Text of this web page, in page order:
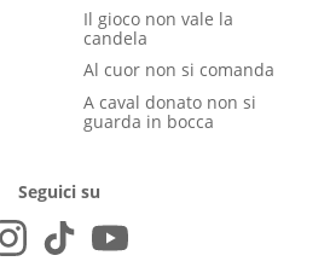
Il gioco non vale la
candela
Al cuor non si comanda
A caval donato non si
guarda in bocca
Seguici su